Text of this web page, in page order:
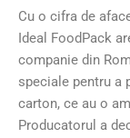
Cu o cifra de
Ideal FoodPack
companie din
speciale pentru a
carton, ce au o
Producatorul a